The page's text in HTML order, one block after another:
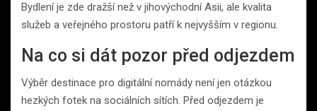
Bydlení je zde dražší než v jihovýchodní Asii, ale kvalita
služeb a veřejného prostoru patří k nejvyšším v regionu.
Na co si dát pozor před odjezdem
Výběr destinace pro digitální nomády není jen otázkou
hezkých fotek na sociálních sítích. Před odjezdem je